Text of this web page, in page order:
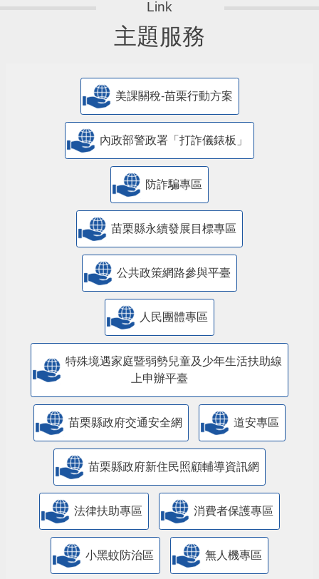
主題服務
美課關稅-苗栗行動方案
內政部警政署「打詐儀錶板」
防詐騙專區
苗栗縣永續發展目標專區
公共政策網路參與平臺
人民團體專區
特殊境遇家庭暨弱勢兒童及少年生活扶助線
上申辦平臺
苗栗縣政府交通安全網 道安專區
苗栗縣政府新住民照顧輔導資訊網
法律扶助專區 消費者保護專區
小黑蚊防治區 無人機專區